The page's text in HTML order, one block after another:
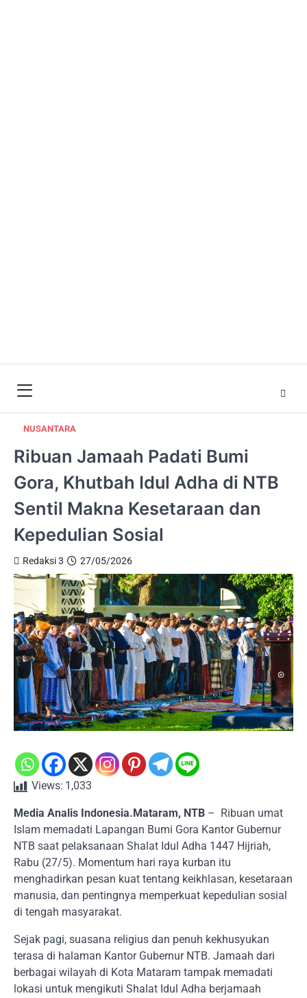
NUSANTARA
Ribuan Jamaah Padati Bumi
Gora, Khutbah Idul Adha di NTB
Sentil Makna Kesetaraan dan
Kepedulian Sosial
Redaksi 3 27/05/2026
Views: 1,033
Media Analis Indonesia.Mataram, NTB – Ribuan umat
Islam memadati Lapangan Bumi Gora Kantor Gubernur
NTB saat pelaksanaan Shalat Idul Adha 1447 Hijriah,
Rabu (27/5). Momentum hari raya kurban itu
menghadirkan pesan kuat tentang keikhlasan, kesetaraan
manusia, dan pentingnya memperkuat kepedulian sosial
di tengah masyarakat.
Sejak pagi, suasana religius dan penuh kekhusyukan
terasa di halaman Kantor Gubernur NTB. Jamaah dari
berbagai wilayah di Kota Mataram tampak memadati
lokasi untuk mengikuti Shalat Idul Adha berjamaah